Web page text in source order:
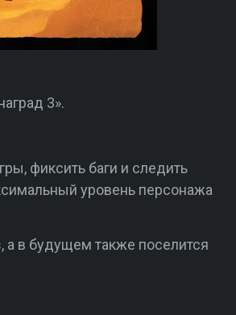
3».
фиксить баги и следить
уровень персонажа
а в будущем также поселится